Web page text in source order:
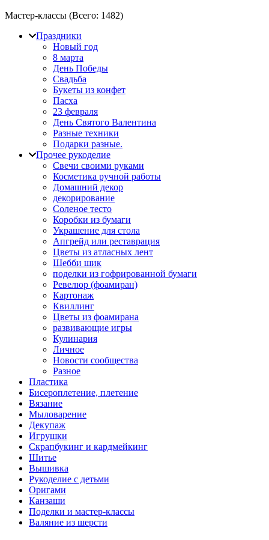
Мастер-классы (Всего: 1482)
Праздники
Новый год
8 марта
День Победы
Свадьба
Букеты из конфет
Пасха
23 февраля
День Святого Валентина
Разные техники
Подарки разные.
Прочее рукоделие
Свечи своими руками
Косметика ручной работы
Домашний декор
декорирование
Соленое тесто
Коробки из бумаги
Украшение для стола
Апгрейд или реставрация
Цветы из атласных лент
Шебби шик
поделки из гофрированной бумаги
Ревелюр (фоамиран)
Картонаж
Квиллинг
Цветы из фоамирана
развивающие игры
Кулинария
Личное
Новости сообщества
Разное
Пластика
Бисероплетение, плетение
Вязание
Мыловарение
Декупаж
Игрушки
Скрапбукинг и кардмейкинг
Шитье
Вышивка
Рукоделие с детьми
Оригами
Канзаши
Поделки и мастер-классы
Валяние из шерсти